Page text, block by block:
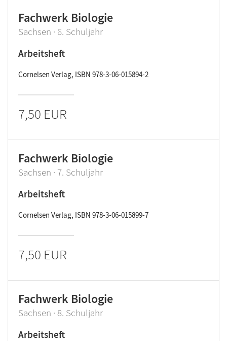
Fachwerk Biologie
Sachsen · 6. Schuljahr
Arbeitsheft
Cornelsen Verlag, ISBN 978-3-06-015894-2
7,50 EUR
Fachwerk Biologie
Sachsen · 7. Schuljahr
Arbeitsheft
Cornelsen Verlag, ISBN 978-3-06-015899-7
7,50 EUR
Fachwerk Biologie
Sachsen · 8. Schuljahr
Arbeitsheft